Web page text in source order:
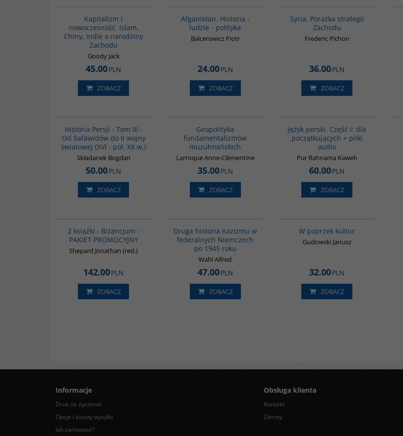
Kapitalizm i
nowoczesność. Islam,
Chiny, Indie a narodziny
Zachodu
Goody Jack
45.00PLN
ZOBACZ
Afganistan. Historia -
ludzie - polityka
Balcerowicz Piotr
24.00PLN
ZOBACZ
Syria. Porażka strategii
Zachodu
Frederic Pichon
36.00PLN
ZOBACZ
Historia Persji - Tom III -
Od Safawidów do II wojny
światowej (XVI - poł. XX w.)
Składanek Bogdan
50.00PLN
ZOBACZ
Geopolityka
fundamentalizmów
muzułmańskich
Larroque Anne-Clémentine
35.00PLN
ZOBACZ
Język perski. Część I: dla
początkujących + pliki
audio
Pur Rahnama Kaweh
60.00PLN
ZOBACZ
2 książki - Bizancjum -
PAKIET PROMOCYJNY
Shepard Jonathan (red.)
142.00PLN
ZOBACZ
Druga historia nazizmu w
federalnych Niemczech
po 1945 roku
Wahl Alfred
47.00PLN
ZOBACZ
W poprzek kultur
Gudowski Janusz
32.00PLN
ZOBACZ
Informacje
Druk na życzenie
Opcje i koszty wysyłki
Jak zamawiać?
Obsługa klienta
Kontakt
Zwroty